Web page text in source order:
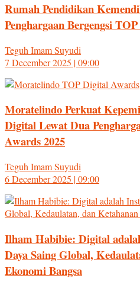
Rumah Pendidikan
Penghargaan Bergengsi
Teguh Imam Suyudi
7 December 2025 | 09:00
Moratelindo Perkuat
Digital Lewat Dua
Awards 2025
Teguh Imam Suyudi
6 December 2025 | 09:00
Ilham Habibie: Digital
Daya Saing Global,
Ekonomi Bangsa